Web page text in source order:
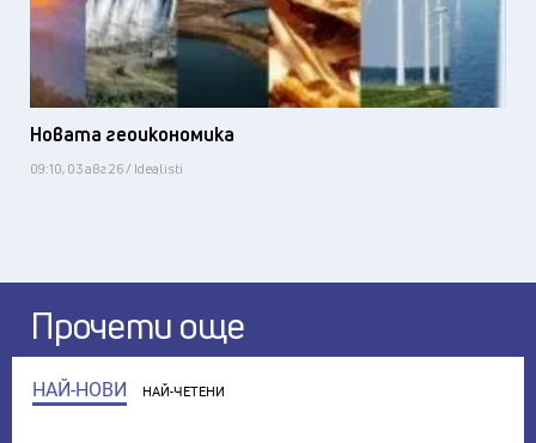
Новата геоикономика
09:10, 03 авг 26 / Idealisti
Прочети още
НАЙ-НОВИ НАЙ-ЧЕТЕНИ